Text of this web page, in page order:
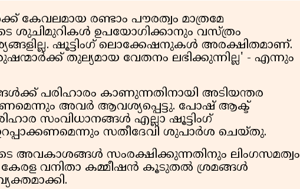
കേവലമായ രണ്ടാം പൗരത്വം മാത്രമേ
ശുചിമുറികള്‍ ഉപയോഗിക്കാനും വസ്ത്രം
ഷൂട്ടിംഗ് ലൊക്കേഷനുകള്‍ അരക്ഷിതമാണ്.
തുല്യമായ വേതനം ലഭിക്കുന്നില്ല' - എന്നും
പരിഹാരം കാണുന്നതിനായി അടിയന്തര
അവര്‍ ആവശ്യപ്പെട്ടു. പോഷ് ആക്ട്
സംവിധാനങ്ങള്‍ എല്ലാ ഷൂട്ടിംഗ്
സതീദേവി ശുപാര്‍ശ ചെയ്തു.
അവകാശങ്ങള്‍ സംരക്ഷിക്കുന്നതിനും ലിംഗസമത്വം
കേരള വനിതാ കമ്മീഷന്‍ കൂടുതല്‍ ശ്രമങ്ങള്‍